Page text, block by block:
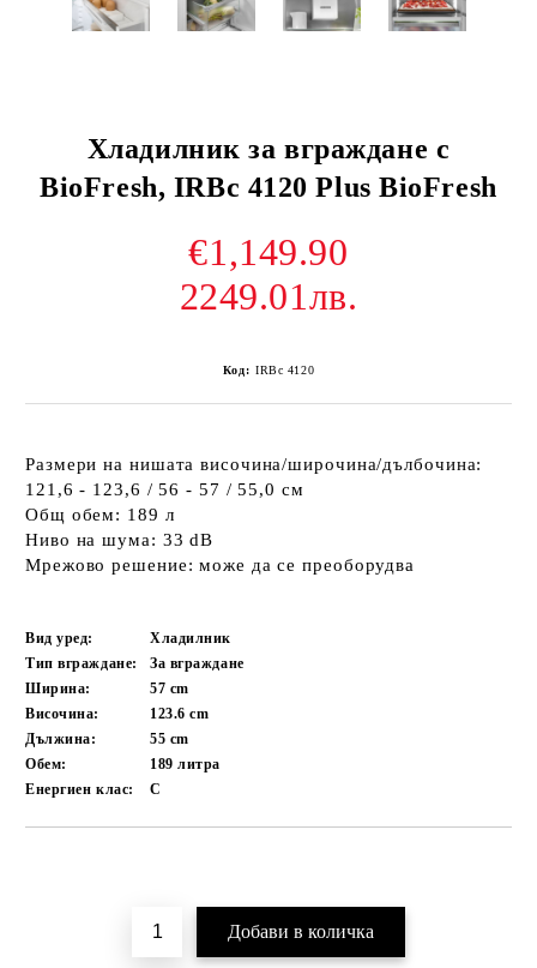
Хладилник за вграждане с
BioFresh, IRBc 4120 Plus BioFresh
€1,149.90
2249.01лв.
Код: IRBc 4120
Размери на нишата височина/широчина/дълбочина:
121,6 - 123,6 / 56 - 57 / 55,0 см
Общ обем: 189 л
Ниво на шума: 33 dB
Мрежово решение: може да се преоборудва
Вид уред:
Хладилник
Тип вграждане:
За вграждане
Ширина:
57 cm
Височина:
123.6cm
Дължина:
55 cm
Обем:
189литра
Енергиен клас:
C